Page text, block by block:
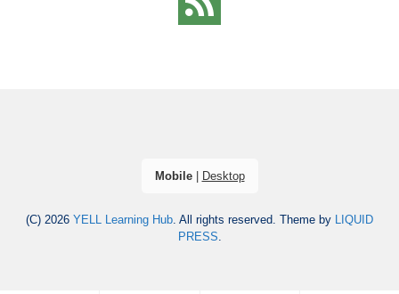
Mobile| Desktop
(C) 2026 YELL Learning Hub . All rights reserved. Theme by LIQUID
PRESS